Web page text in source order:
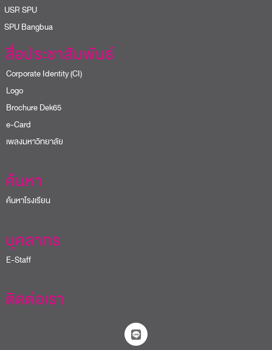
SPU
Bangbua
สื่อประชาสัมพันธ์
Corporate Identity (CI)
Logo
Brochure Dek65
e-Card
เพลงมหาวิทยาลัย
ค้นหา
ค้นหาโรงเรียน
บุคลากร
E-Staff
ติดต่อเรา